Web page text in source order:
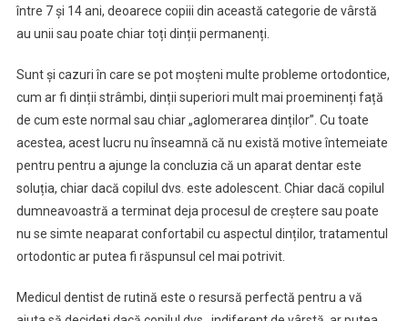
între 7 și 14 ani, deoarece copiii din această categorie de vârstă
au unii sau poate chiar toți dinții permanenți.
Sunt și cazuri în care se pot moșteni multe probleme ortodontice,
cum ar fi dinții strâmbi, dinții superiori mult mai proeminenți față
de cum este normal sau chiar „aglomerarea dinților”. Cu toate
acestea, acest lucru nu înseamnă că nu există motive întemeiate
pentru pentru a ajunge la concluzia că un aparat dentar este
soluția, chiar dacă copilul dvs. este adolescent. Chiar dacă copilul
dumneavoastră a terminat deja procesul de creștere sau poate
nu se simte neaparat confortabil cu aspectul dinților, tratamentul
ortodontic ar putea fi răspunsul cel mai potrivit.
Medicul dentist de rutină este o resursă perfectă pentru a vă